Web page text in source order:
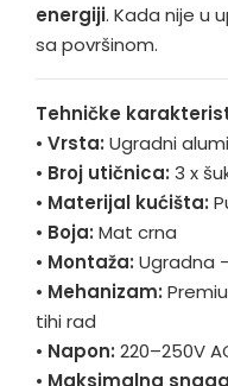
energiji. Kada nije u
sa površinom.
Tehničke
• Vrsta: Ugradni
• Broj utičnica: 3 x
• Materijal kućišta:
• Boja: Mat crna
• Montaža: Ugradna
• Mehanizam:
tihi rad
• Napon: 220–250V
• Maksimalna